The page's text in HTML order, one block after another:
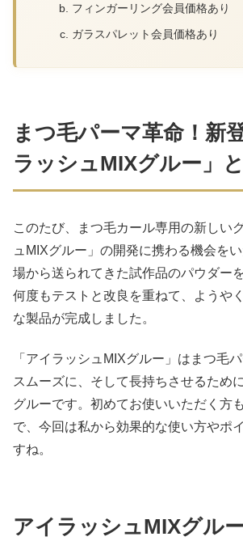
フィンガーリング会員価格あり
ガラスパレット会員価格あり
まつ毛パーマ革命！新
ラッシュMIXグルー」
このたび、まつ毛カール専用の新しい
ュMIXグルー」の開発に携わる機会を
場から送られてきた試作品のパウダー
何度もテストと改良を重ねて、ようや
な製品が完成しました。
「アイラッシュMIXグルー」はまつ毛
スムーズに、そして長持ちさせるため
グルーです。初めてお使いいただく方
で、今回は私から効果的な使い方やポ
すね。
アイラッシュMIXグル